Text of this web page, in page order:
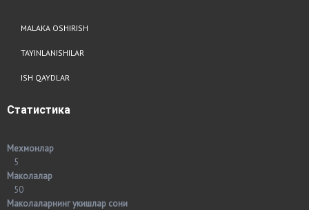
MALAKA OSHIRISH
TAYINLANISHILAR
ISH QAYDLAR
Статистика
Мехмонлар
5
Маколалар
50
Маколаларнинг укишлар сони